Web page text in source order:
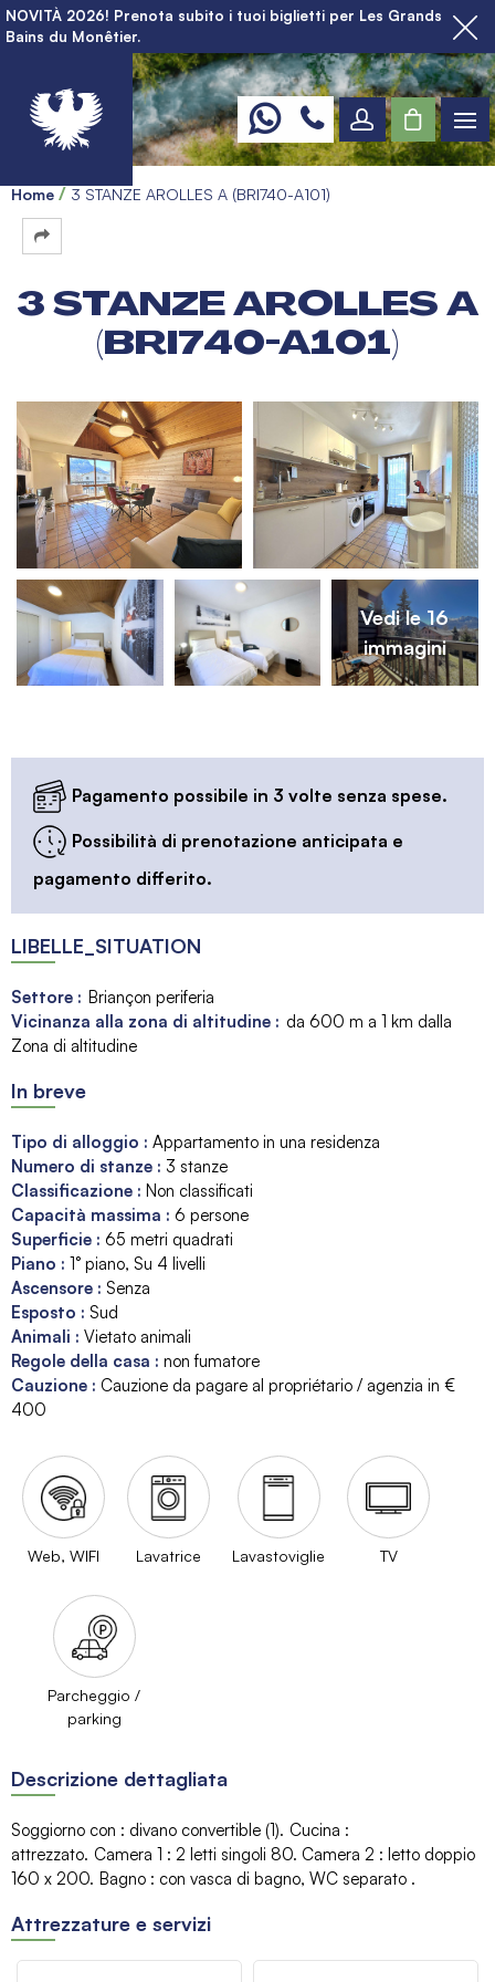
NOVITÀ 2026! Prenota subito i tuoi biglietti per Les Grands
Bains du Monêtier.
Home 3 STANZE AROLLES A (BRI740-A101)
3 STANZE AROLLES A
(BRI740-A101)
Vedi le 16
immagini
Pagamento possibile in 3 volte senza spese.
Possibilità di prenotazione anticipata e
pagamento differito.
LIBELLE_SITUATION
Settore :
Briançon periferia
Vicinanza alla zona di altitudine : da 600 m a 1 km dalla
Zona di altitudine
In breve
Tipo di alloggio : Appartamento in una residenza
Numero di stanze : 3 stanze
Classificazione : Non classificati
Capacità massima : 6 persone
Superficie : 65 metri quadrati
Piano : 1° piano Su 4 livelli
Ascensore : Senza
Esposto : Sud
Animali : Vietato animali
Regole della casa : non fumatore
Cauzione : Cauzione da pagare al propriétario / agenzia in €
400
Web, WIFI Lavatrice Lavastoviglie TV
Parcheggio /
parking
Descrizione dettagliata
Soggiorno con : divano convertible (1) Cucina :
attrezzato Camera 1 : 2 letti singoli 80 Camera 2 : letto doppio
160 x 200 Bagno : con vasca di bagno WC separato
Attrezzature e servizi